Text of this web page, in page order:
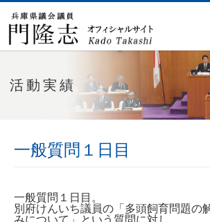
活動実績
一般質問１日目
一般質問１日目。
別府けんいち議員の「多頭飼育問題の
みについて」という質問に対し、